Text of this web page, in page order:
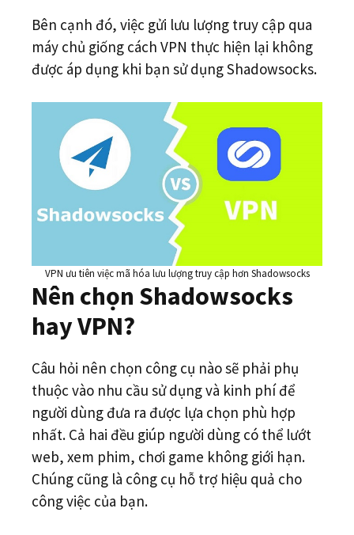
Bên cạnh đó, việc gửi lưu lượng truy cập qua
máy chủ giống cách VPN thực hiện lại không
được áp dụng khi bạn sử dụng Shadowsocks.
VPN ưu tiên việc mã hóa lưu lượng truy cập hơn Shadowsocks
Nên chọn Shadowsocks
hay VPN?
Câu hỏi nên chọn công cụ nào sẽ phải phụ
thuộc vào nhu cầu sử dụng và kinh phí để
người dùng đưa ra được lựa chọn phù hợp
nhất. Cả hai đều giúp người dùng có thể lướt
web, xem phim, chơi game không giới hạn.
Chúng cũng là công cụ hỗ trợ hiệu quả cho
công việc của bạn.